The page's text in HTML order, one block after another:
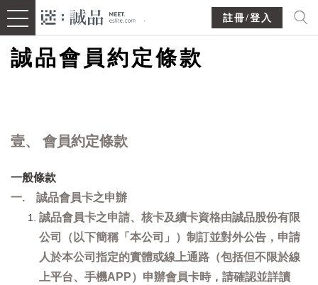
註冊/登入
誠品會員約定條款
壹、 會員約定條款
一般條款
一. 誠品會員卡之申辦
誠品會員卡之申請、核卡及續卡資格由誠品股份有限
公司（以下簡稱「本公司」）制訂並對外公告，申請
人於本公司指定的實體或線上通路（包括但不限於線
上平台、手機APP）申辦會員卡時，請確認並詳讀